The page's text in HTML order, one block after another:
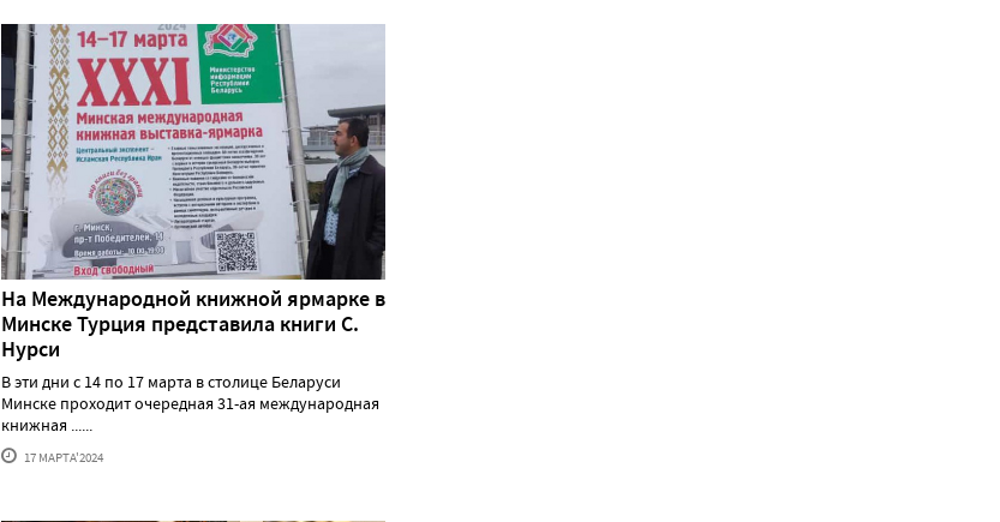
На Международной книжной ярмарке в
Минске Турция представила книги С.
Нурси
В эти дни с 14 по 17 марта в столице Беларуси
Минске проходит очередная 31-ая международная
книжная ......
17 МАРТА'2024